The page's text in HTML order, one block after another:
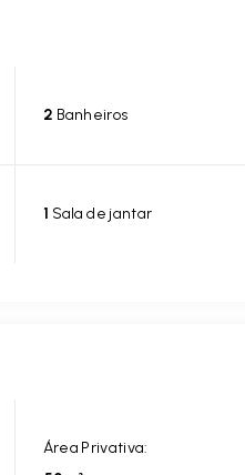
2 Banheiros
1 Sala de jantar
Área Privativa: